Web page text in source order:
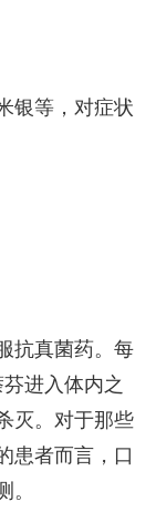
银等，对症状
抗真菌药。每
进入体内之
灭。对于那些
患者而言，口